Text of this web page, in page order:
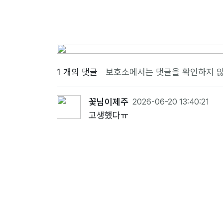
1 개의 댓글 보호소에서는 댓글을 확인하지
꽃님이제주 2026-06-20 13:40:21
고생했다ㅠ